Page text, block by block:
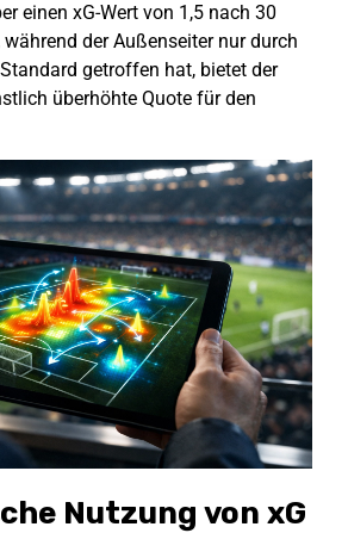
einen xG-Wert von 1,5 nach 30
der Außenseiter nur durch
getroffen hat, bietet der
überhöhte Quote für den
Nutzung von xG